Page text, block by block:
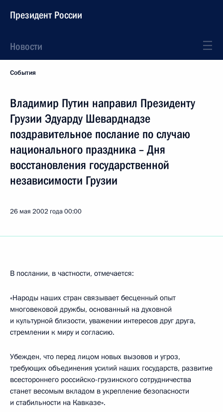
Президент России
Новости
События
Владимир Путин направил Президенту
Грузии Эдуарду Шеварднадзе
поздравительное послание по случаю
национального праздника – Дня
восстановления государственной
независимости Грузии
26 мая 2002 года00:00
В послании, в частности, отмечается:
«Народы наших стран связывает бесценный опыт
многовековой дружбы, основанный на духовной
и культурной близости, уважении интересов друг друга,
стремлении к миру и согласию.
Убежден, что перед лицом новых вызовов и угроз,
требующих объединения усилий наших государств, развитие
всестороннего российско-грузинского сотрудничества
станет весомым вкладом в укрепление безопасности
и стабильности на Кавказе».